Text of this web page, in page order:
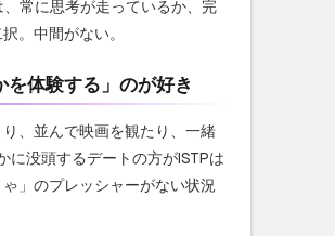
常に思考が走っているか、完
。中間がない。
体験する」のが好き
、並んで映画を観たり、一緒
に没頭するデートの方がISTPは
」のプレッシャーがない状況